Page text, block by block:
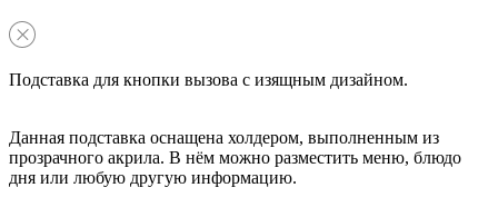
Подставка для кнопки вызова с изящным дизайном.
Данная подставка оснащена холдером, выполненным из
прозрачного акрила. В нём можно разместить меню, блюдо
дня или любую другую информацию.